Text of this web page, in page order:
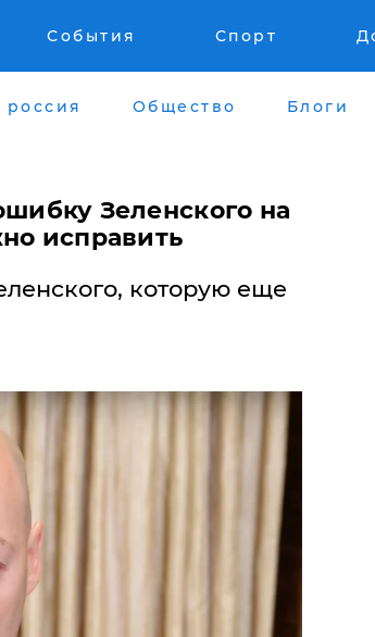
События Спорт
россия Общество Блоги
Зеленского на
исправить
которую еще